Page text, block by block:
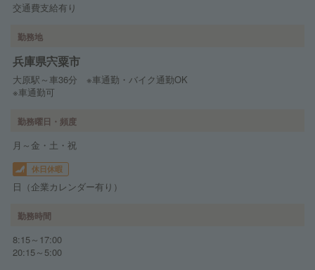
交通費支給有り
勤務地
兵庫県宍粟市
大原駅～車36分 ※車通勤・バイク通勤OK
※車通勤可
勤務曜日・頻度
月～金・土・祝
休日休暇
日（企業カレンダー有り）
勤務時間
8:15～17:00
20:15～5:00